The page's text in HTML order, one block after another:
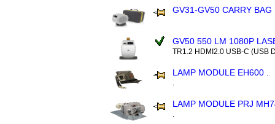
GV31-GV50 CARRY BAG
GV50 550 LM 1080P
TR1.2 HDMI2.0 USB-C (USB
LAMP MODULE EH600 .
.
LAMP MODULE PRJ
.